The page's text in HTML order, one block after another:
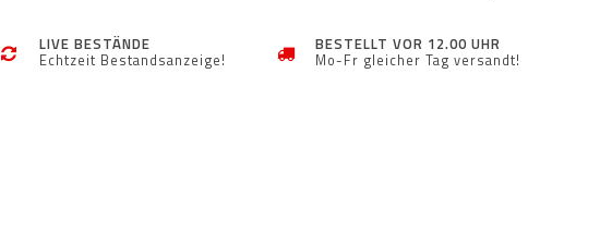
LIVE BESTÄNDE
Echtzeit Bestandsanzeige!
BESTELLT VOR 12.00 UHR
Mo-Fr gleicher Tag versandt!